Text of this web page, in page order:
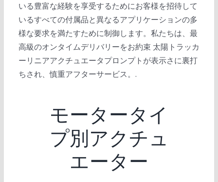
いる豊富な経験を享受するためにお客様を招待して
いるすべての付属品と異なるアプリケーションの多
様な要求を満たすために制御します。私たちは、最
高級のオンタイムデリバリーをお約束 太陽トラッカ
ーリニアアクチュエータプロンプトが表示さに裏打
ちされ、慎重アフターサービス。.
モータータイ
プ別アクチュ
エーター